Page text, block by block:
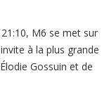
M6 se met sur
à la plus grande
Gossuin et de